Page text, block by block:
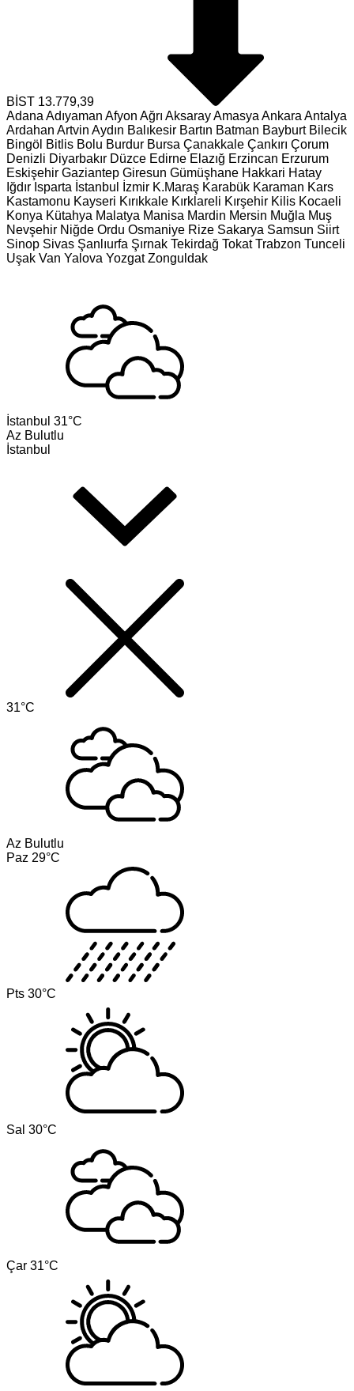
BİST 13.779,39
Adana Adıyaman Afyon Ağrı AksarayAmasya Ankara Antalya
Ardahan Artvin Aydın Balıkesir Bartın Batman Bayburt Bilecik
Bingöl Bitlis Bolu Burdur Bursa Çanakkale Çankırı Çorum
Denizli Diyarbakır Düzce Edirne Elazığ Erzincan Erzurum
Eskişehir Gaziantep Giresun Gümüşhane Hakkari Hatay
Iğdır Isparta İstanbul İzmir K.Maraş Karabük Karaman Kars
Kastamonu Kayseri Kırıkkale Kırklareli Kırşehir Kilis Kocaeli
Konya Kütahya Malatya Manisa Mardin Mersin Muğla Muş
Nevşehir Niğde Ordu Osmaniye Rize Sakarya Samsun Siirt
Sinop Sivas Şanlıurfa Şırnak Tekirdağ Tokat Trabzon Tunceli
Uşak Van Yalova Yozgat Zonguldak
İstanbul 31°C
Az Bulutlu
İstanbul
31°C
Az Bulutlu
Paz 29°C
Pts 30°C
Sal 30°C
Çar 31°C